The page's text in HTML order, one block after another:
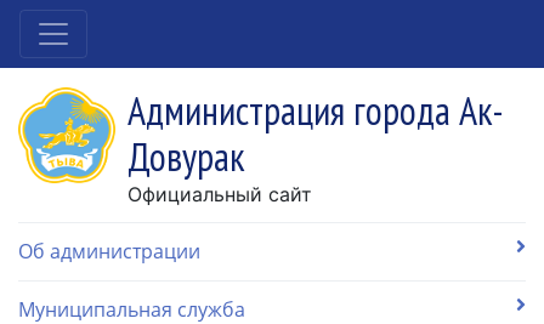
Администрация города Ак-
Довурак
Официальный сайт
Об администрации
Муниципальная служба